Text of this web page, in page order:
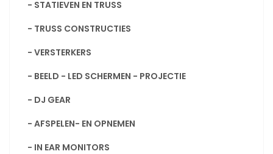
- STATIEVEN EN TRUSS
- TRUSS CONSTRUCTIES
- VERSTERKERS
- BEELD - LED SCHERMEN - PROJECTIE
- DJ GEAR
- AFSPELEN- EN OPNEMEN
- IN EAR MONITORS